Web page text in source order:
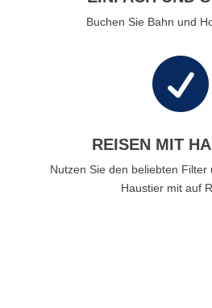
Buchen Sie Bahn und

REISEN MIT
Nutzen Sie den beliebten
Haustier mit auf